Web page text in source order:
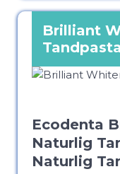
Brilliant
Ecodenta
Naturlig
Naturlig